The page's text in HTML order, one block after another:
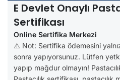
E Devlet Onaylı
Sertifikası
Online Sertifika Merkezi
⚠️ Not: Sertifika ödemesini
sonra yapıyorsunuz. Lütfen
yapıp mağdur olmayın!